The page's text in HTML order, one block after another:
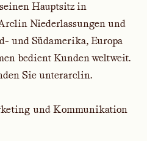
Hauptsitz in
Niederlassungen und
und Südamerika, Europa
bedient Kunden weltweit.
Sie unterarclin.
und Kommunikation